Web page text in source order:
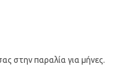
στην παραλία για μήνες.